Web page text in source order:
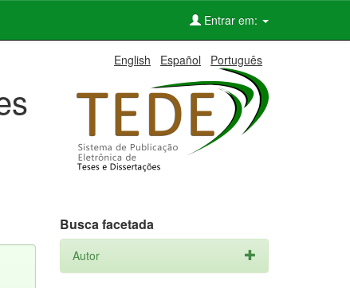
Entrar em:
English Español Português
Busca facetada
Autor